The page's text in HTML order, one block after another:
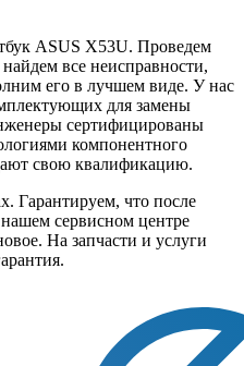
ASUS X53U. Проведем
все неисправности,
его в лучшем виде. У нас
для замены
сертифицированы
компонентного
свою квалификацию.
Гарантируем, что после
сервисном центре
На запчасти и услуги